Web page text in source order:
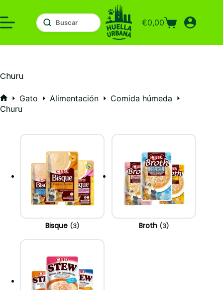
al
contenido
Carro
compra
€0,00
Churu
Inicio
Gato Alimentación
Comida húmeda
Churu
Bisque (3) Broth (3)